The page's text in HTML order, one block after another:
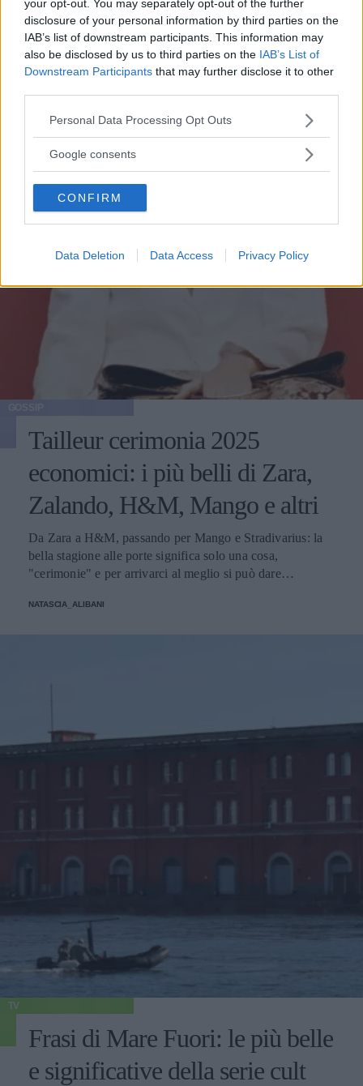
your opt-out. You may separately opt-out of the further
disclosure of your personal information by third parties on the
IAB’s list of downstream participants. This information may
also be disclosed by us to third parties on the IAB’s List of
Downstream Participants that may further disclose it to other
Please note that this website/app uses one or more Google
not limited to your visit or usage behaviour. You may click to
use your data for below specified purposes in below Google
consent section.
Personal Data Processing Opt Outs
Google consents
CONFIRM
Data Deletion Data Access Privacy Policy
PERDITA DURANGO
Tailleur cerimonia 2025
economici: i più belli di Zara,
Zalando, H&M, Mango e altri
Da Zara a H&M, passando per Mango e Stradivarius: la
bella stagione alle porte significa solo una cosa,
"cerimonie" e per arrivarci al meglio si può dare
NATASCIA_ALIBANI
TV
Frasi di Mare Fuori: le più belle
e significative della serie cult